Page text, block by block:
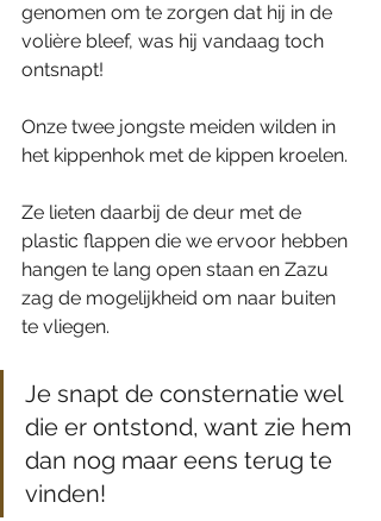
genomen om te zorgen dat hij in de
volière bleef, was hij vandaag toch
ontsnapt!
Onze twee jongste meiden wilden in
het kippenhok met de kippen kroelen.
Ze lieten daarbij de deur met de
plastic flappen die we ervoor hebben
hangen te lang open staan en Zazu
zag de mogelijkheid om naar buiten
te vliegen.
Je snapt de consternatie wel
die er ontstond, want zie hem
dan nog maar eens terug te
vinden!